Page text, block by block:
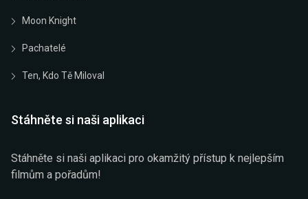
Moon Knight
Pachatelé
Ten, Kdo Tě Miloval
Stáhněte si naši aplikaci
Stáhněte si naši aplikaci pro okamžitý přístup k nejlepším
filmům a pořadům!